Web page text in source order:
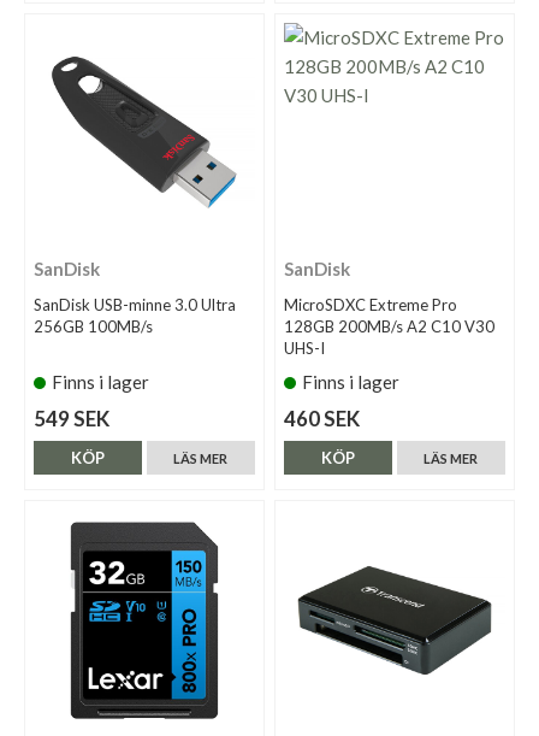
SanDisk
SanDisk USB-minne 3.0 Ultra
256GB 100MB/s
Finns i lager
549 SEK
LÄS MER
KÖP
SanDisk
MicroSDXC Extreme Pro
128GB 200MB/s A2 C10 V30
UHS-I
Finns i lager
460 SEK
LÄS MER
KÖP